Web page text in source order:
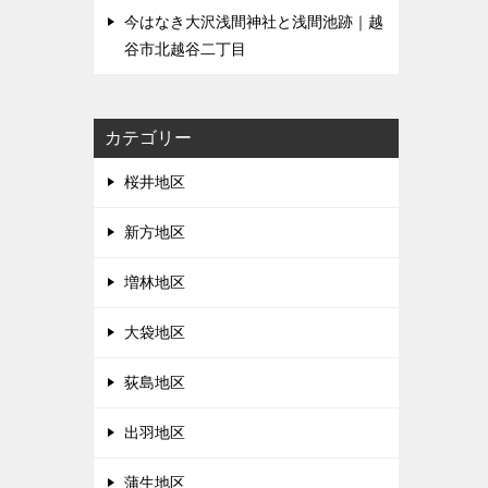
今はなき大沢浅間神社と浅間池跡｜越
谷市北越谷二丁目
カテゴリー
桜井地区
新方地区
増林地区
大袋地区
荻島地区
出羽地区
蒲生地区